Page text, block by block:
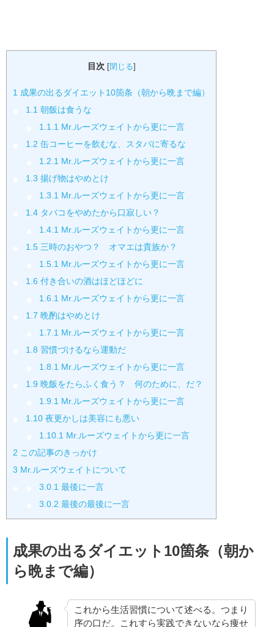
目次 [閉じる]
1 成果の出るダイエット10箇条（朝から晩まで編）
1.1 朝飯は食うな
1.1.1 Mr.ルーズウェイトから更に一言
1.2 缶コーヒーを飲むな、スタバに寄るな
1.2.1 Mr.ルーズウェイトから更に一言
1.3 揚げ物はやめとけ
1.3.1 Mr.ルーズウェイトから更に一言
1.4 タバコをやめたから口寂しい？
1.4.1 Mr.ルーズウェイトから更に一言
1.5 三時のおやつ？ オマエは貴族か？
1.5.1 Mr.ルーズウェイトから更に一言
1.6 付き合いの酒はほどほどに
1.6.1 Mr.ルーズウェイトから更に一言
1.7 晩酌はやめとけ
1.7.1 Mr.ルーズウェイトから更に一言
1.8 習慣づけるなら運動だ
1.8.1 Mr.ルーズウェイトから更に一言
1.9 晩飯をたらふく食う？ 何のために、だ？
1.9.1 Mr.ルーズウェイトから更に一言
1.10 夜更かしは美容にも悪い
1.10.1 Mr.ルーズウェイトから更に一言
2 この記事のきっかけ
3 Mr.ルーズウェイトについて
3.0.1 最後に一言
3.0.2 最後の最後に一言
成果の出るダイエット10箇条（朝か
ら晩まで編）
これから生活習慣について述べる。つまり
序の口だ。これすら実践できないなら痩せ